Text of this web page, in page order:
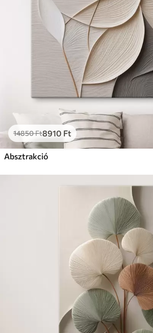
14850Ft8910 Ft
Absztrakció